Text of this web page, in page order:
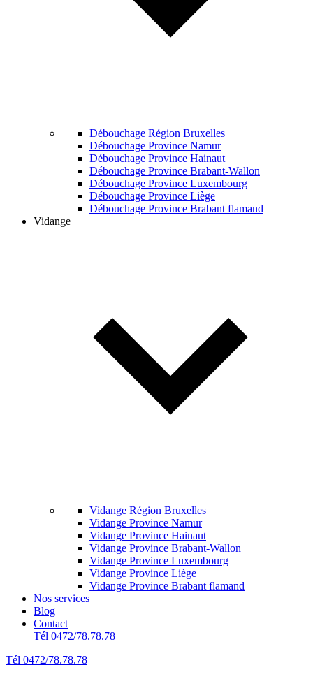
Débouchage Région Bruxelles
Débouchage Province Namur
Débouchage Province Hainaut
Débouchage Province Brabant-Wallon
Débouchage Province Luxembourg
Débouchage Province Liège
Débouchage Province Brabant flamand
Vidange
Vidange Région Bruxelles
Vidange Province Namur
Vidange Province Hainaut
Vidange Province Brabant-Wallon
Vidange Province Luxembourg
Vidange Province Liège
Vidange Province Brabant flamand
Nos services
Blog
Contact
Tél 0472/78.78.78
Tél 0472/78.78.78